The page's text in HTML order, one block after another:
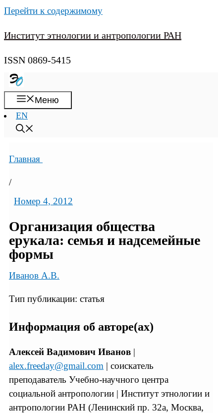
Перейти к содержимому
Институт этнологии и антропологии РАН
ISSN 0869-5415
Меню
EN
Главная
/
Номер 4, 2012
Организация общества
ерукала: семья и надсемейные
формы
Иванов А.В.
Тип публикации: статья
Информация об авторе(ах)
Алексей Вадимович Иванов |
alex.freeday@gmail.com | соискатель
преподаватель Учебно-научного центра
социальной антропологии | Институт этнологии и
антропологии РАН (Ленинский пр. 32а, Москва,